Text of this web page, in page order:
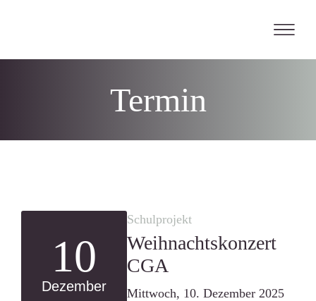
content
Termin
10
Dezember
Schulprojekt
Weihnachtskonzert
CGA
Mittwoch, 10. Dezember 2025